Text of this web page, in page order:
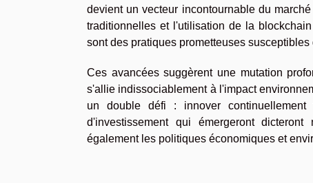
devient un vecteur incontournable du
traditionnelles et l'utilisation de la
sont des pratiques prometteuses
Ces avancées suggèrent une mutation
s'allie indissociablement à l'impact
un double défi : innover
d'investissement qui émergeront
également les politiques économiques et